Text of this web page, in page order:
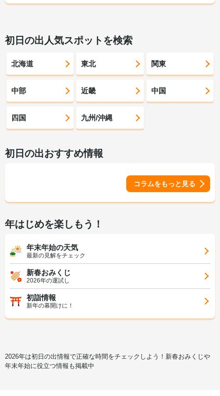
初日の出人気スポットを検索
北海道 東北 関東
中部 近畿 中国
四国 九州/沖縄
初日の出おすすめ情報
コラムをもっと見る
年はじめを楽しもう！
年末年始の天気
最新の見解をチェック
新春おみくじ
2026年の運試し
初詣情報
新年の幕開けに！
2026年は初日の出情報で正確な時間をチェックしよう！新春おみくじや
年末年始に役立つ情報も掲載中